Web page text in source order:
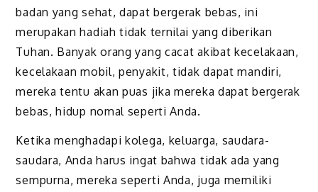
badan yang sehat, dapat bergerak bebas, ini
merupakan hadiah tidak ternilai yang diberikan
Tuhan. Banyak orang yang cacat akibat kecelakaan,
kecelakaan mobil, penyakit, tidak dapat mandiri,
mereka tentu akan puas jika mereka dapat bergerak
bebas, hidup nomal seperti Anda.
Ketika menghadapi kolega, keluarga, saudara-
saudara, Anda harus ingat bahwa tidak ada yang
sempurna, mereka seperti Anda, juga memiliki